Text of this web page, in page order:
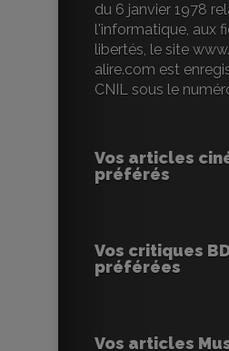
du 6 janvier 1978
l'informatique, aux
libertés, le site
alire.com est
CNIL sous le
Vos articles
préférés
Vos critiques
préférées
Vos articles